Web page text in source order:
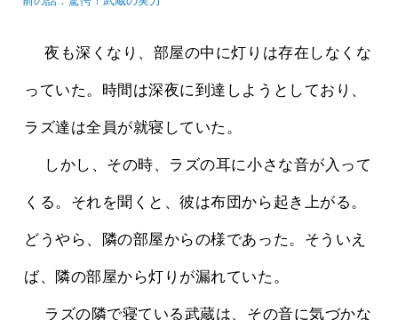
っていた。時間は深夜に到達しようとしており、
ラズ達は全員が就寝していた。
くる。それを聞くと、彼は布団から起き上がる。
どうやら、隣の部屋からの様であった。そういえ
ば、隣の部屋から灯りが漏れていた。